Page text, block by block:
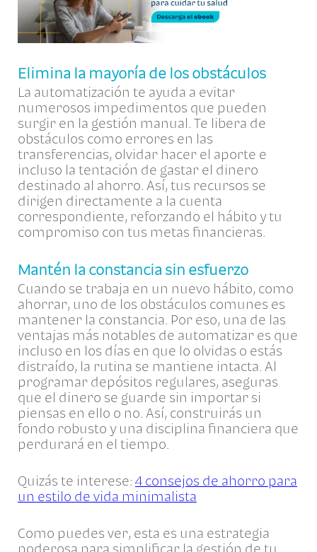
Elimina la mayoría de los obstáculos
La automatización te ayuda a evitar
numerosos impedimentos que pueden
surgir en la gestión manual. Te libera de
obstáculos como errores en las
transferencias, olvidar hacer el aporte e
incluso la tentación de gastar el dinero
destinado al ahorro. Así, tus recursos se
dirigen directamente a la cuenta
correspondiente, reforzando el hábito y tu
compromiso con tus metas financieras.
Mantén la constancia sin esfuerzo
Cuando se trabaja en un nuevo hábito, como
ahorrar, uno de los obstáculos comunes es
mantener la constancia. Por eso, una de las
ventajas más notables de automatizar es que
incluso en los días en que lo olvidas o estás
distraído, la rutina se mantiene intacta. Al
programar depósitos regulares, aseguras
que el dinero se guarde sin importar si
piensas en ello o no. Así, construirás un
fondo robusto y una disciplina financiera que
perdurará en el tiempo.
Quizás te interese: 4 consejos de ahorro para
un estilo de vida minimalista
Como puedes ver, esta es una estrategia
poderosa para simplificar la gestión de tu